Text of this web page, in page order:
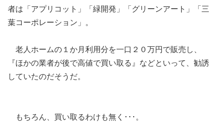
者は「アプリコット」「緑開発」「グリーンアート」「三
葉コーポレーション」。
老人ホームの１か月利用分を一口２０万円で販売し、
『ほかの業者が後で高値で買い取る』などといって、勧誘
していたのだそうだ。
もちろん、買い取るわけも無く･･･。